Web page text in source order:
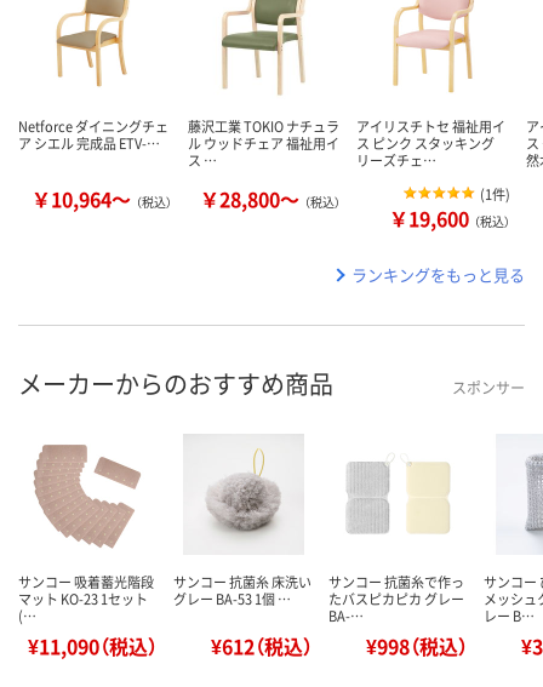
Netforce ダイニングチェ
ア シエル 完成品 ETV-…
￥10,964～ （税込）
藤沢工業 TOKIO ナチュラ
ル ウッドチェア 福祉用イ
ス …
￥28,800～ （税込）
アイリスチトセ 福祉用イ
ス ピンク スタッキング
リーズチェ…
(1件)
￥19,600 （税込）
ランキングをもっと見る
メーカーからのおすすめ商品 スポンサー
サンコー 吸着蓄光階段
マット KO-23 1セット
(…
¥11,090（税込）
サンコー 抗菌糸 床洗い
グレー BA-53 1個 …
¥612（税込）
サンコー 抗菌糸で作っ
たバスピカピカ グレー
BA-…
¥998（税込）
サンコー
メッシュ
レー B…